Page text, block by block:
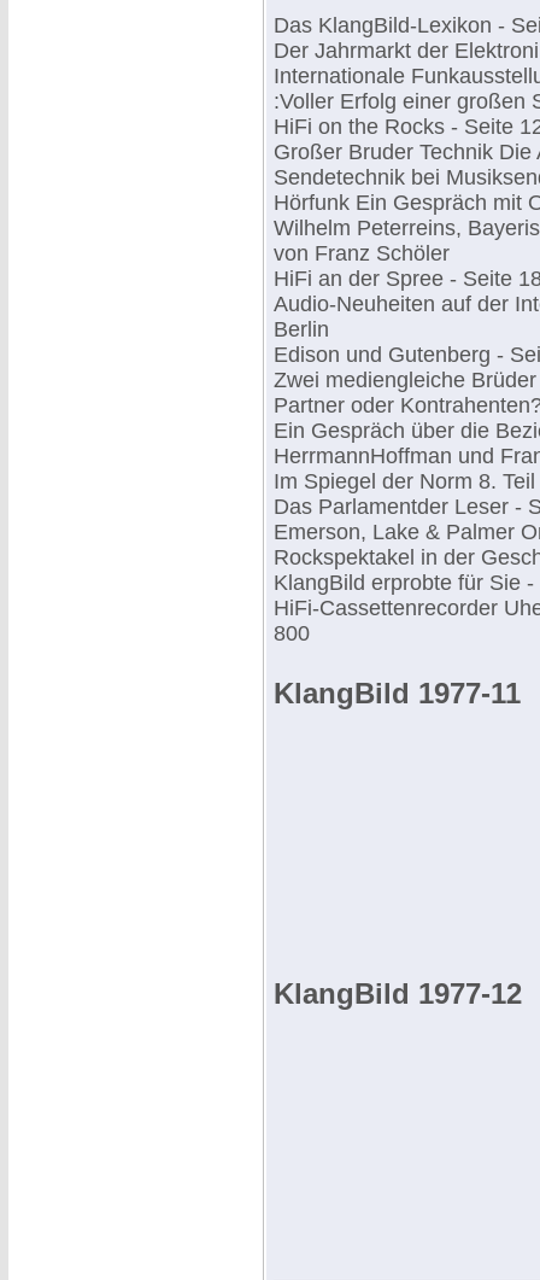
Das KlangBild-Lexikon -
Der Jahrmarkt der
Internationale
:Voller Erfolg einer großen
HiFi on the Rocks - Seite
Großer Bruder Technik Die
Sendetechnik bei
Hörfunk Ein Gespräch mit
Wilhelm Peterreins,
von Franz Schöler
HiFi an der Spree - Seite
Audio-Neuheiten auf der
Berlin
Edison und Gutenberg -
Zwei mediengleiche Brüder
Partner oder
Ein Gespräch über die
HerrmannHoffman und
Im Spiegel der Norm 8.
Das Parlamentder Leser -
Emerson, Lake & Palmer
Rockspektakel in der
KlangBild erprobte für Sie
HiFi-Cassettenrecorder
800
KlangBild 1977-11
KlangBild 1977-12